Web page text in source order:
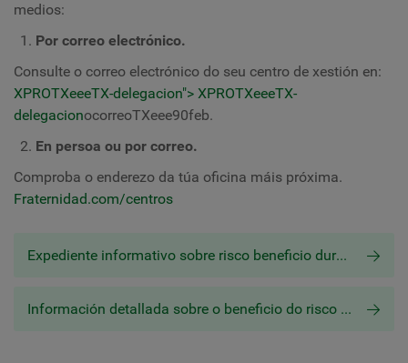
medios:
Por correo electrónico.
Consulte o correo electrónico do seu centro de xestión en:
XPROTXeeeTX-delegacion"> XPROTXeeeTX-
delegacionocorreoTXeee90feb.
En persoa ou por correo.
Comproba o enderezo da túa oficina máis próxima.
Fraternidad.com/centros
Expediente informativo sobre risco beneficio durante a lactación materna
Información detallada sobre o beneficio do risco durante a lactación materna (empregado)